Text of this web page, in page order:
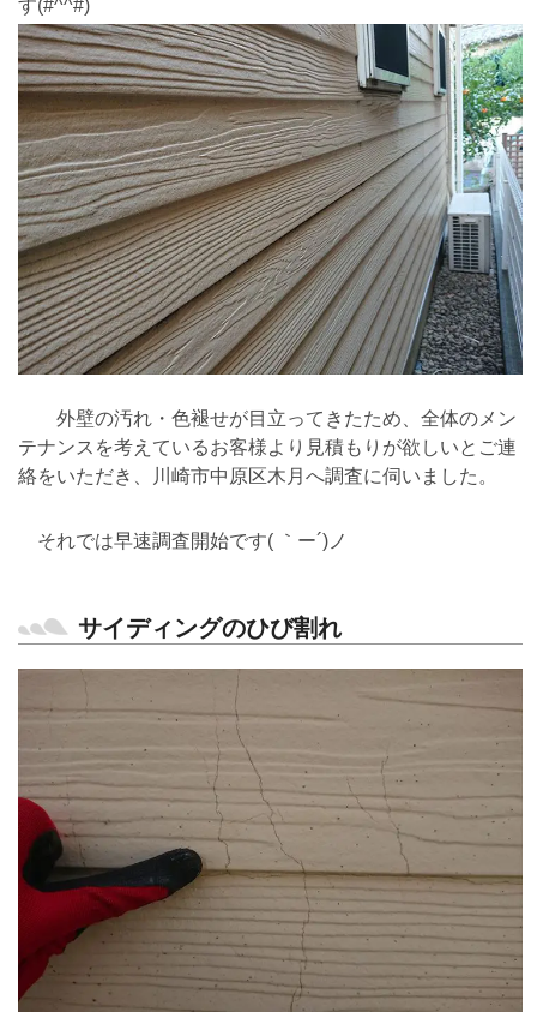
す(#^^#)
外壁の汚れ・色褪せが目立ってきたため、全体のメン
テナンスを考えているお客様より見積もりが欲しいとご連
絡をいただき、川崎市中原区木月へ調査に伺いました。
それでは早速調査開始です( ｀ー´)ノ
サイディングのひび割れ